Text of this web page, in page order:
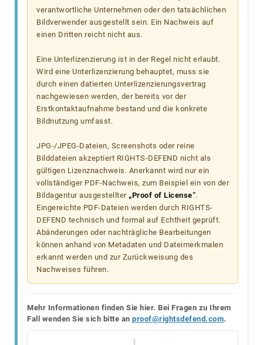
verantwortliche Unternehmen oder den tatsächlichen
Bildverwender ausgestellt sein. Ein Nachweis auf
einen Dritten reicht nicht aus.
Eine Unterlizenzierung ist in der Regel nicht erlaubt.
Wird eine Unterlizenzierung behauptet, muss sie
durch einen datierten Unterlizenzierungsvertrag
nachgewiesen werden, der bereits vor der
Erstkontaktaufnahme bestand und die konkrete
Bildnutzung umfasst.
JPG-/JPEG-Dateien, Screenshots oder reine
Bilddateien akzeptiert RIGHTS-DEFEND nicht als
gültigen Lizenznachweis. Anerkannt wird nur ein
vollständiger PDF-Nachweis, zum Beispiel ein von der
Bildagentur ausgestellter „Proof of License“.
Eingereichte PDF-Dateien werden durch RIGHTS-
DEFEND technisch und formal auf Echtheit geprüft.
Abänderungen oder nachträgliche Bearbeitungen
können anhand von Metadaten und Dateimerkmalen
erkannt werden und zur Zurückweisung des
Nachweises führen.
Mehr Informationen finden Sie hier. Bei Fragen zu Ihrem
Fall wenden Sie sich bitte an proof@rightsdefend.com.